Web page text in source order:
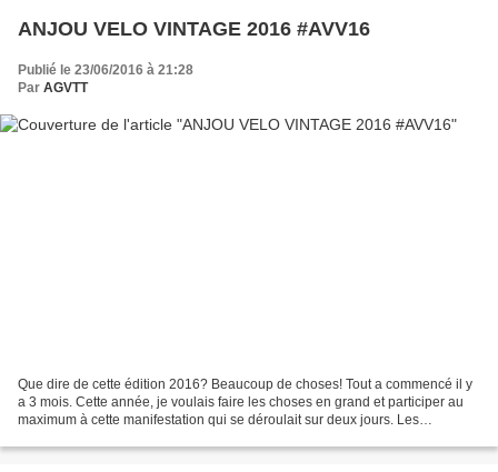
ANJOU VELO VINTAGE 2016 #AVV16
Publié le 23/06/2016 à 21:28
Par AGVTT
Que dire de cette édition 2016? Beaucoup de choses! Tout a commencé il y
a 3 mois. Cette année, je voulais faire les choses en grand et participer au
maximum à cette manifestation qui se déroulait sur deux jours. Les